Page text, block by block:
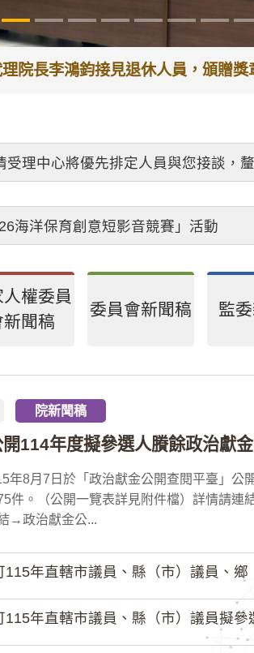
院長李鴻鈞接見退休人員，頒贈
理中心將優先排定人員與您接談，
海洋保育創意短影音競賽」活動
人權委員
新聞稿
委員會新聞稿 監
114年度擬參選人賸餘政治獻
院新聞稿
年8月7日於「政治獻金公開查閱平臺」公
件。（公開一覽表詳見附件檔）詳情請連
→政治獻金公...
年直轄市議員、縣（市）議員、鄉
年直轄市議員、縣（市）議員擬參